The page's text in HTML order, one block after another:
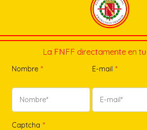
La FNFF directamente en
Nombre * E-mail *
Captcha *